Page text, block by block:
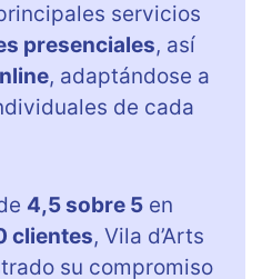
servicios
presenciales, así
, adaptándose a
de cada
4,5 sobre 5 en
clientes, Vila d’Arts
su compromiso